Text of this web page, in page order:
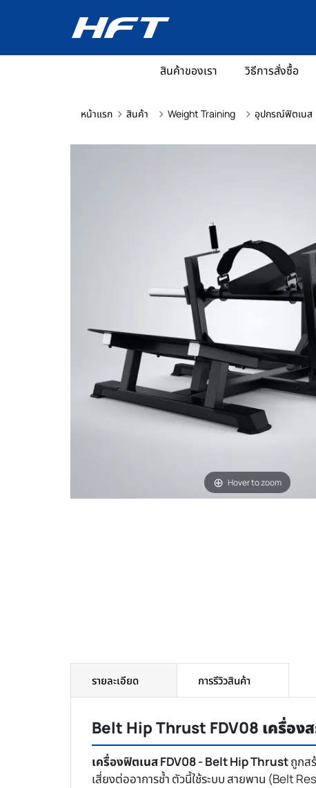
สินค้าของเรา วิธีการสั่งซื้อ
หน้าแรก สินค้า Weight Training อุปกรณ์ฟิตเนส
Hover to zoom
รายละเอียด
Belt Hip Thrust FDV08 เครื่อง
เครื่องฟิตเนส FDV08 - Belt Hip Thrustถูกส
เสี่ยงต่ออาการช้ำ ตัวนี้ใช้ระบบ สายพาน (Belt
การรีวิวสินค้า